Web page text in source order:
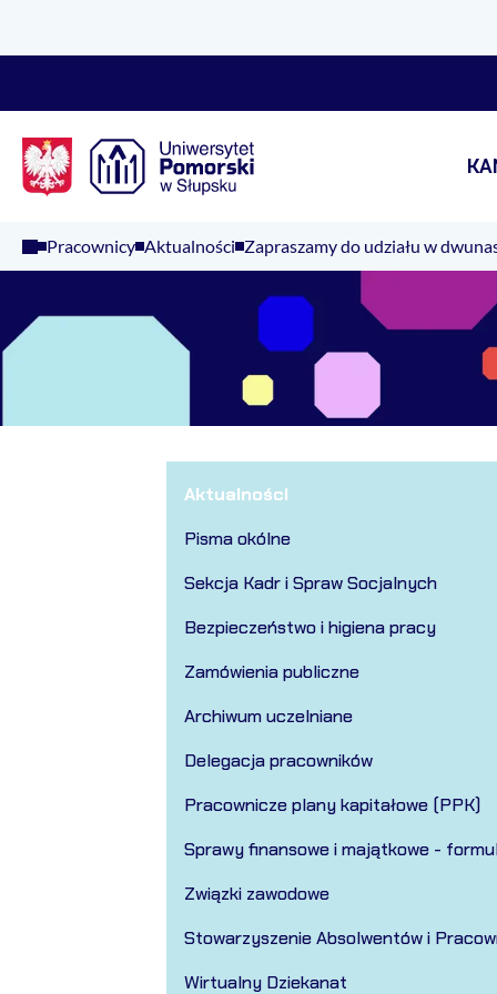
Pracownicy Aktualności Zapraszamy do udziału w
Aktualności
Pisma okólne
Sekcja Kadr i Spraw Socjalnych
Bezpieczeństwo i higiena pracy
Zamówienia publiczne
Archiwum uczelniane
Delegacja pracowników
Pracownicze plany kapitałowe (PPK)
Sprawy finansowe i majątkowe -
Związki zawodowe
Stowarzyszenie Absolwentów i
Wirtualny Dziekanat